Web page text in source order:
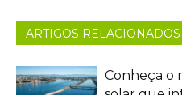
ARTIGOS RELACIONADOS
Conheça o